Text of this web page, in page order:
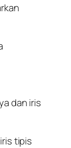
dan iris
tipis